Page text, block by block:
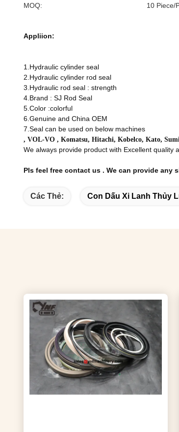
MOQ:
10 Piece/
Appliion:
1.Hydraulic cylinder seal
2.Hydraulic cylinder rod seal
3.Hydraulic rod seal : strength
4.Brand : SJ Rod Seal
5.Color :colorful
6.Genuine and China OEM
7.Seal can be used on below machines
, VOL-VO , Komatsu, Hitachi, Kobelco, Kato,
We always provide product with Excellent quality
Pls feel free contact us . We can provide any
Các Thẻ: Con Dấu Xi Lanh Thủy